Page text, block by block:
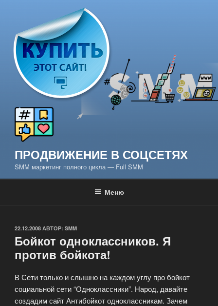
содержимому
ПРОДВИЖЕНИЕ В СОЦСЕТЯХ
SMM маркетинг полного цикла — Full SMM
Меню
ОПУБЛИКОВАНО
22.12.2008 АВТОР: SMM
Бойкот одноклассников. Я
против бойкота!
В Сети только и слышно на каждом углу про бойкот
социальной сети “Одноклассники”. Народ, давайте
создадим сайт Антибойкот одноклассникам. Зачем